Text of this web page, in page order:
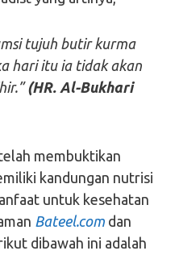
tujuh butir kurma
hari itu ia tidak akan
(HR. Al-Bukhari
membuktikan
kandungan nutrisi
untuk kesehatan
Bateel.com dan
dibawah ini adalah